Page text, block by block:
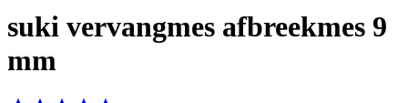
suki vervangmes afbreekmes 9
mm